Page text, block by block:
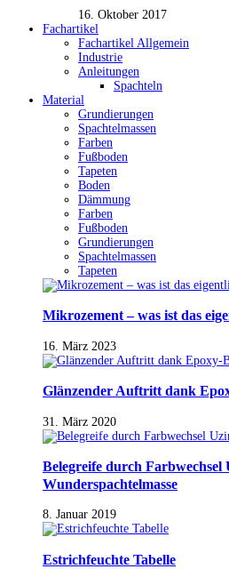
16. Oktober 2017
Fachartikel
Fachartikel Allgemein
Industrie
Anleitungen
Spachteln
Material
Grundierungen
Spachtelmassen
Farben
Fußboden
Tapeten
Boden
Dämmung
Farben
Fußboden
Grundierungen
Spachtelmassen
Tapeten
Mikrozement – was ist das
16. März 2023
Glänzender Auftritt dank
31. März 2020
Belegreife durch Farbwechsel
Wunderspachtelmasse
8. Januar 2019
Estrichfeuchte Tabelle